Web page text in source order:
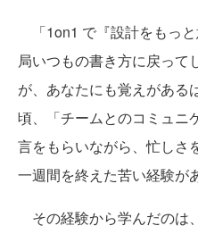
「1on1 で『設計をもっ
局いつもの書き方に戻っ
が、あなたにも覚えがある
頃、「チームとのコミュニ
言をもらいながら、忙しさ
一週間を終えた苦い経験が
その経験から学んだのは、